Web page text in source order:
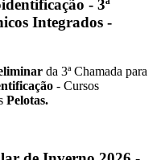
- 3ª
Integrados -
da 3ª Chamada para
- Cursos
Pelotas.